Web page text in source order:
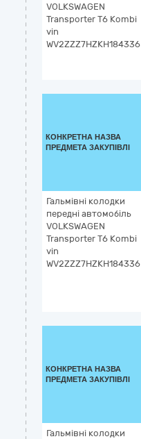
VOLKSWAGEN
Transporter Т6 Kombi
vin
WV2ZZZ7HZKH184336
КОНКРЕТНА НАЗВА
ПРЕДМЕТА ЗАКУПІВЛІ
Гальмівні колодки
передні автомобіль
VOLKSWAGEN
Transporter Т6 Kombi
vin
WV2ZZZ7HZKH184336
КОНКРЕТНА НАЗВА
ПРЕДМЕТА ЗАКУПІВЛІ
Гальмівні колодки